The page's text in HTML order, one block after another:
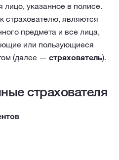
лицо, указанное в полисе.
страхователю, являются
предмета и все лица,
или пользующиеся
(далее — страхователь).
страхователя